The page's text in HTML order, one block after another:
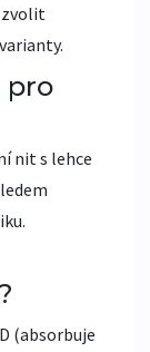
zvolit
pro
nit s lehce
(absorbuje